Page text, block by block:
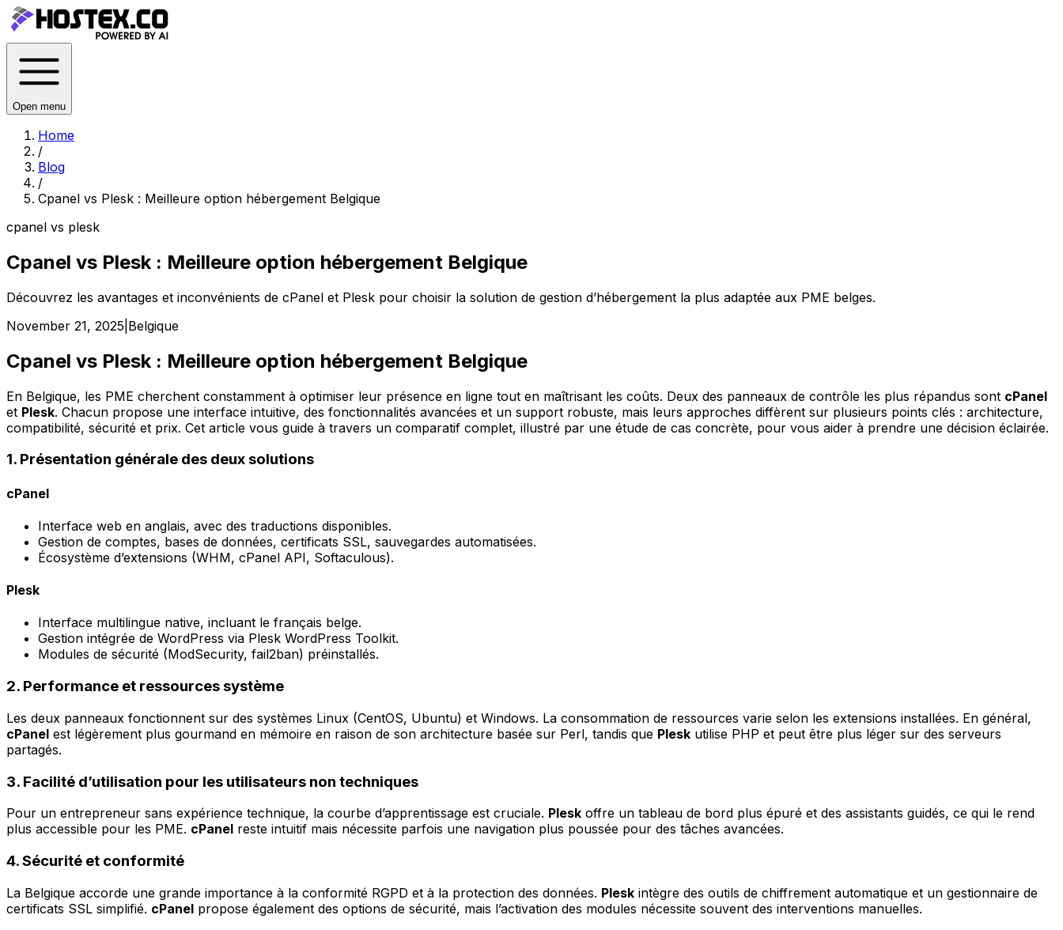
Open menu
Home
/
Blog
/
Cpanel vs Plesk : Meilleure option hébergement Belgique
cpanel vs plesk
Cpanel vs Plesk : Meilleure option hébergement Belgique
Découvrez les avantages et inconvénients de cPanel et Plesk pour choisir la solution de gestion d’hébergement la plus adaptée aux PME belges.
November 21, 2025 Belgique
Cpanel vs Plesk : Meilleure option hébergement Belgique
En Belgique, les PME cherchent constamment à optimiser leur présence en ligne tout en maîtrisant les coûts. Deux des panneaux de contrôle les plus répandus sont cPanel
et Plesk. Chacun propose une interface intuitive, des fonctionnalités avancées et un support robuste, mais leurs approches diffèrent sur plusieurs points clés : architecture,
compatibilité, sécurité et prix. Cet article vous guide à travers un comparatif complet, illustré par une étude de cas concrète, pour vous aider à prendre une décision éclairée.
1. Présentation générale des deux solutions
cPanel
Interface web en anglais, avec des traductions disponibles.
Gestion de comptes, bases de données, certificats SSL, sauvegardes automatisées.
Écosystème d’extensions (WHM, cPanel API, Softaculous).
Plesk
Interface multilingue native, incluant le français belge.
Gestion intégrée de WordPress via Plesk WordPress Toolkit.
Modules de sécurité (ModSecurity, fail2ban) préinstallés.
2. Performance et ressources système
Les deux panneaux fonctionnent sur des systèmes Linux (CentOS, Ubuntu) et Windows. La consommation de ressources varie selon les extensions installées. En général,
cPanel est légèrement plus gourmand en mémoire en raison de son architecture basée sur Perl, tandis que Plesk utilise PHP et peut être plus léger sur des serveurs
partagés.
3. Facilité d’utilisation pour les utilisateurs non techniques
Pour un entrepreneur sans expérience technique, la courbe d’apprentissage est cruciale. Plesk offre un tableau de bord plus épuré et des assistants guidés, ce qui le rend
plus accessible pour les PME. cPanel reste intuitif mais nécessite parfois une navigation plus poussée pour des tâches avancées.
4. Sécurité et conformité
La Belgique accorde une grande importance à la conformité RGPD et à la protection des données. Plesk intègre des outils de chiffrement automatique et un gestionnaire de
certificats SSL simplifié. cPanel propose également des options de sécurité, mais l’activation des modules nécessite souvent des interventions manuelles.